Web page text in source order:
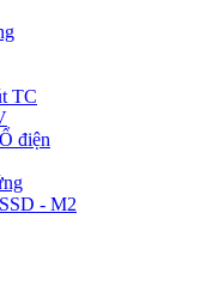
TC
điện
- M2